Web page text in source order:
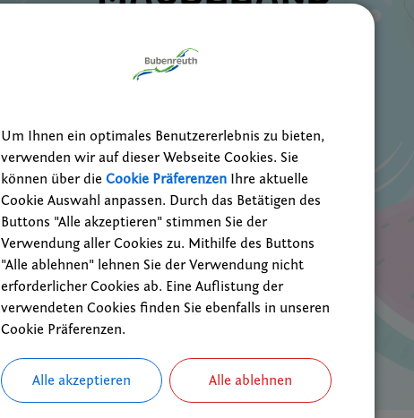
Um Ihnen ein optimales Benutzererlebnis zu bieten,
verwenden wir auf dieser Webseite Cookies. Sie
können über die Cookie PräferenzenIhre aktuelle
Cookie Auswahl anpassen. Durch das Betätigen des
Buttons "Alle akzeptieren" stimmen Sie der
Verwendung aller Cookies zu. Mithilfe des Buttons
"Alle ablehnen" lehnen Sie der Verwendung nicht
erforderlicher Cookies ab. Eine Auflistung der
verwendeten Cookies finden Sie ebenfalls in unseren
Cookie Präferenzen.
Alle akzeptieren Alle ablehnen